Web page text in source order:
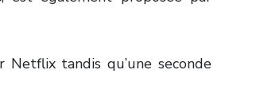
tandis qu’une seconde